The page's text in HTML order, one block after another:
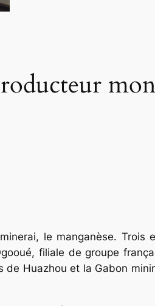
le manganèse. Trois
filiale de groupe
de Huazhou et la Gabon